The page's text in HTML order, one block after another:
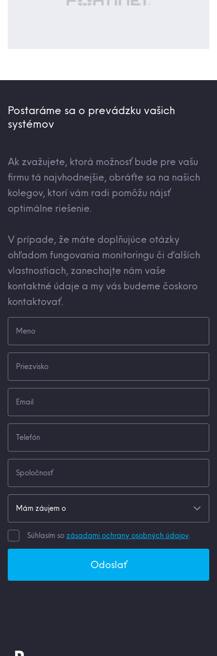
Postaráme sa o prevádzku vašich
systémov
Ak zvažujete, ktorá možnosť bude pre vašu
firmu tá najvhodnejšie, obráťte sa na našich
kolegov, ktorí vám radi pomôžu nájsť
optimálne riešenie.
V prípade, že máte doplňujúce otázky
ohľadom fungovania monitoringu či ďalších
vlastnostiach, zanechajte nám vaše
kontaktné údaje a my vás budeme čoskoro
kontaktovať.
Súhlasím sozásadami ochrany osobných údajov.
Odoslať